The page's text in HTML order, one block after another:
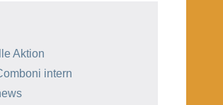
Aktion
intern